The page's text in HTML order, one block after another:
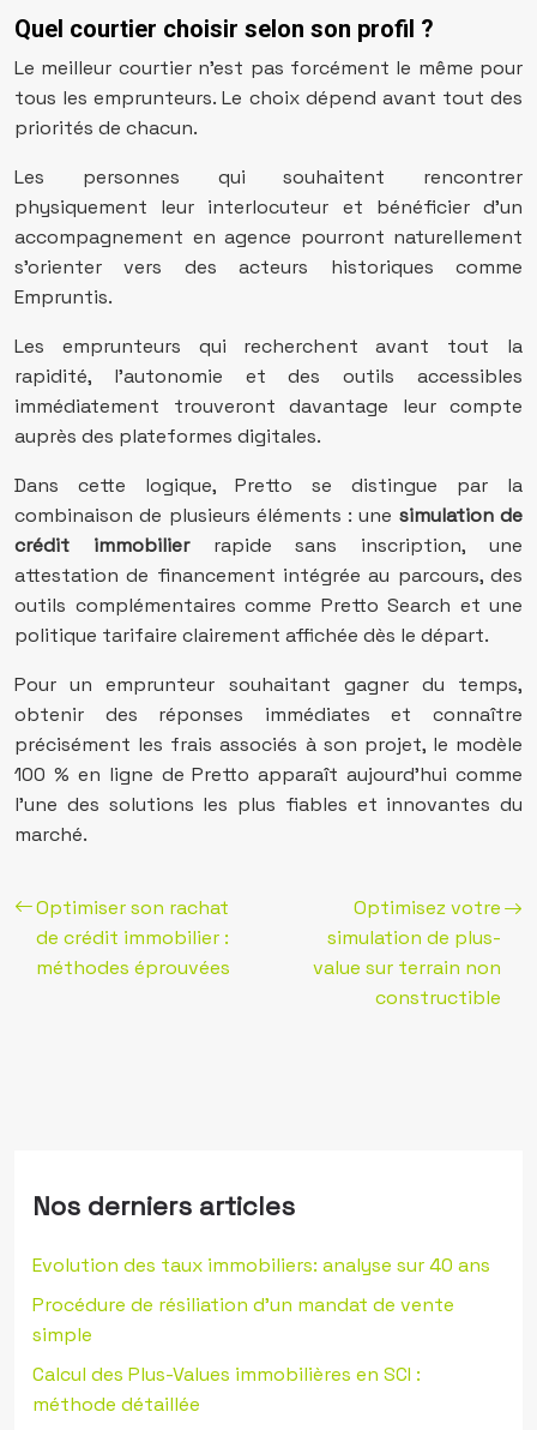
Quel courtier choisir selon son profil ?
Le meilleur courtier n’est pas forcément le même pour
tous les emprunteurs. Le choix dépend avant tout des
priorités de chacun.
Les personnes qui souhaitent rencontrer
physiquement leur interlocuteur et bénéficier d’un
accompagnement en agence pourront naturellement
s’orienter vers des acteurs historiques comme
Empruntis.
Les emprunteurs qui recherchent avant tout la
rapidité, l’autonomie et des outils accessibles
immédiatement trouveront davantage leur compte
auprès des plateformes digitales.
Dans cette logique, Pretto se distingue par la
combinaison de plusieurs éléments : une simulation de
crédit immobilierrapide sans inscription, une
attestation de financement intégrée au parcours, des
outils complémentaires comme Pretto Search et une
politique tarifaire clairement affichée dès le départ.
Pour un emprunteur souhaitant gagner du temps,
obtenir des réponses immédiates et connaître
précisément les frais associés à son projet, le modèle
100 % en ligne de Pretto apparaît aujourd’hui comme
l’une des solutions les plus fiables et innovantes du
marché.
Optimiser son rachat
de crédit immobilier :
méthodes éprouvées
Optimisez votre
simulation de plus-
value sur terrain non
constructible
Nos derniers articles
Evolution des taux immobiliers: analyse sur 40 ans
Procédure de résiliation d’un mandat de vente
simple
Calcul des Plus-Values immobilières en SCI :
méthode détaillée